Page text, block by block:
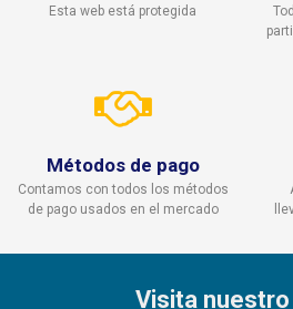
Esta web está protegida
Métodos de pago
Contamos con todos los métodos
de pago usados en el mercado
Visita nuestro